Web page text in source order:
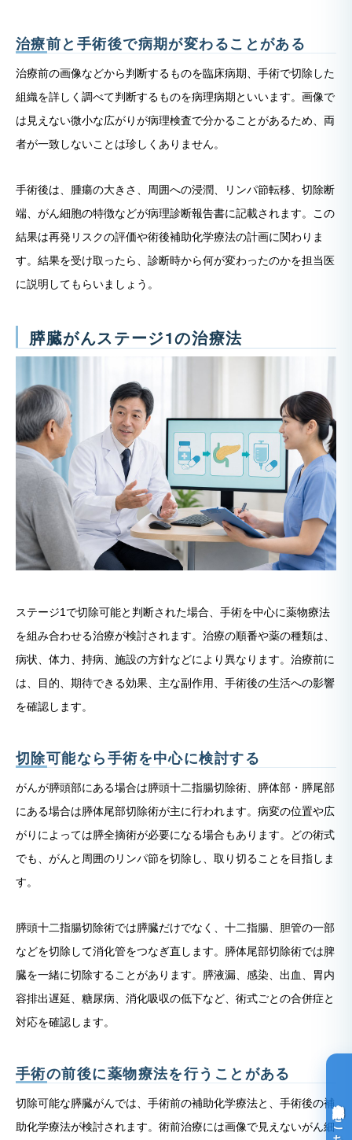
治療前と手術後で病期が変わることがある
治療前の画像などから判断するものを臨床病期、手術で切除した
組織を詳しく調べて判断するものを病理病期といいます。画像で
は見えない微小な広がりが病理検査で分かることがあるため、両
者が一致しないことは珍しくありません。
手術後は、腫瘍の大きさ、周囲への浸潤、リンパ節転移、切除断
端、がん細胞の特徴などが病理診断報告書に記載されます。この
結果は再発リスクの評価や術後補助化学療法の計画に関わりま
す。結果を受け取ったら、診断時から何が変わったのかを担当医
に説明してもらいましょう。
膵臓がんステージ1の治療法
ステージ1で切除可能と判断された場合、手術を中心に薬物療法
を組み合わせる治療が検討されます。治療の順番や薬の種類は、
病状、体力、持病、施設の方針などにより異なります。治療前に
は、目的、期待できる効果、主な副作用、手術後の生活への影響
を確認します。
切除可能なら手術を中心に検討する
がんが膵頭部にある場合は膵頭十二指腸切除術、膵体部・膵尾部
にある場合は膵体尾部切除術が主に行われます。病変の位置や広
がりによっては膵全摘術が必要になる場合もあります。どの術式
でも、がんと周囲のリンパ節を切除し、取り切ることを目指しま
す。
膵頭十二指腸切除術では膵臓だけでなく、十二指腸、胆管の一部
などを切除して消化管をつなぎ直します。膵体尾部切除術では脾
臓を一緒に切除することがあります。膵液漏、感染、出血、胃内
容排出遅延、糖尿病、消化吸収の低下など、術式ごとの合併症と
対応を確認します。
手術の前後に薬物療法を行うことがある
切除可能な膵臓がんでは、手術前の補助化学療法と、手術後の補
助化学療法が検討されます。術前治療には画像で見えないがん細光免疫療法詳細はこちら